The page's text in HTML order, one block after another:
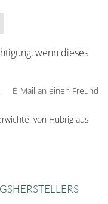
wenn dieses
E-Mail an einen Freund
von Hubrig aus